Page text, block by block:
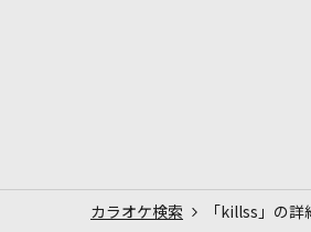
カラオケ検索 「killss」の詳